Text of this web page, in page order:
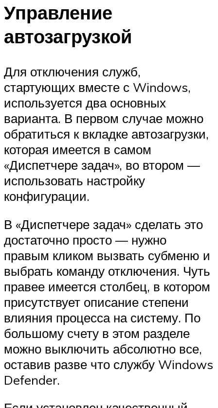
Управление
автозагрузкой
Для отключения служб,
стартующих вместе с Windows,
используется два основных
варианта. В первом случае можно
обратиться к вкладке автозагрузки,
которая имеется в самом
«Диспетчере задач», во втором —
использовать настройку
конфигурации.
В «Диспетчере задач» сделать это
достаточно просто — нужно
правым кликом вызвать субменю и
выбрать команду отключения. Чуть
правее имеется столбец, в котором
присутствует описание степени
влияния процесса на систему. По
большому счету в этом разделе
можно выключить абсолютно все,
оставив разве что службу Windows
Defender.